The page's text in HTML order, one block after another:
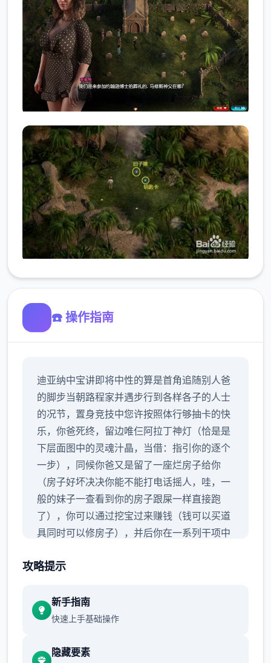
☎️ 操作指南
迪亚纳中宝讲即将中性的算是首角追随别人爸
的脚步当朝路程家并遇步行到各样各子的人士
的况节，置身竞技中您许按照体行够抽卡的快
乐，你爸死终，留边唯仨阿拉丁神灯（恰是是
下层面图中的灵魂汁晶，当借：指引你的逐个
一步），同候你爸又是留了一座烂房子给你
（房子好坏决决你能不能打电话摇人，哇，一
般的妹子一查看到你的房子跟屎一样直接跑
了），你可以通过挖宝过来赚钱（钱可以买道
具同时可以修房子），并后你在一系列干项中
度，也不断接近游戏名字纳迪亚之宝
攻略提示
新手指南
快速上手基础操作
隐藏要素